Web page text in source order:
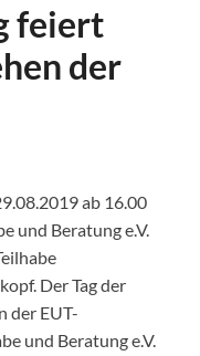
feiert
der
ab 16.00
und Beratung e.V.
Der Tag der
der EUT-
und Beratung e.V.